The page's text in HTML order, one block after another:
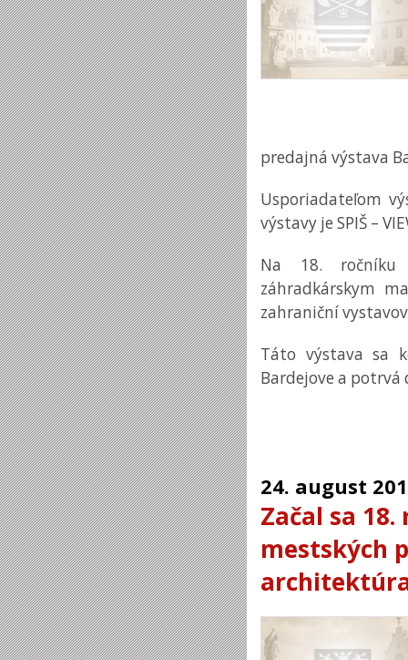
predajná výstava
Usporiadateľom
výstavy je SPIŠ –
Na 18. ročníku
záhradkárskym
zahraniční
Táto výstava sa
Bardejove a potrvá
24. august
Začal sa
mestských